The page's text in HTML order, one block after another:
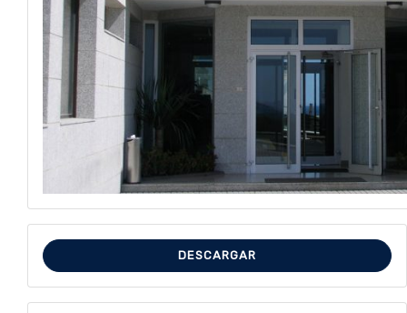
DESCARGAR